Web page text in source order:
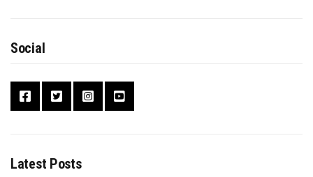
Social
Latest Posts